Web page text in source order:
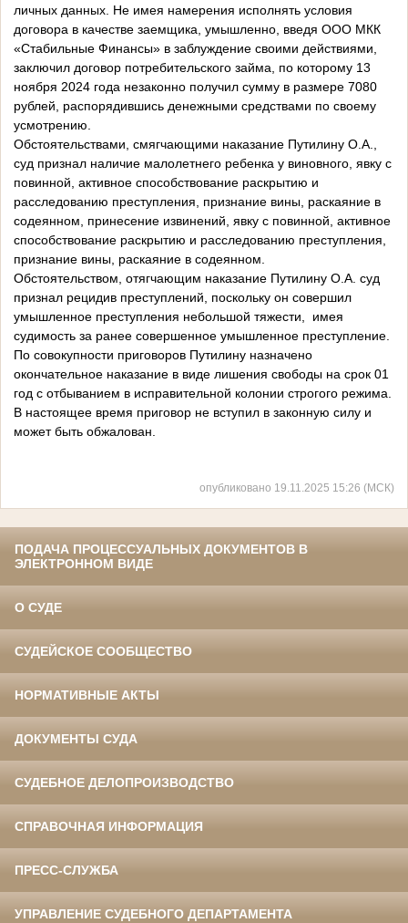
личных данных. Не имея намерения исполнять условия
договора в качестве заемщика, умышленно, введя ООО МКК
«Стабильные Финансы» в заблуждение своими действиями,
заключил договор потребительского займа, по которому 13
ноября 2024 года незаконно получил сумму в размере 7080
рублей, распорядившись денежными средствами по своему
усмотрению.
Обстоятельствами, смягчающими наказание Путилину О.А.,
суд признал наличие малолетнего ребенка у виновного, явку с
повинной, активное способствование раскрытию и
расследованию преступления, признание вины, раскаяние в
содеянном, принесение извинений, явку с повинной, активное
способствование раскрытию и расследованию преступления,
признание вины, раскаяние в содеянном.
Обстоятельством, отягчающим наказание Путилину О.А. суд
признал рецидив преступлений, поскольку он совершил
умышленное преступления небольшой тяжести, имея
судимость за ранее совершенное умышленное преступление.
По совокупности приговоров Путилину назначено
окончательное наказание в виде лишения свободы на срок 01
год с отбыванием в исправительной колонии строгого режима.
В настоящее время приговор не вступил в законную силу и
может быть обжалован.
опубликовано 19.11.2025 15:26 (МСК)
ПОДАЧА ПРОЦЕССУАЛЬНЫХ ДОКУМЕНТОВ В
ЭЛЕКТРОННОМ ВИДЕ
О СУДЕ
СУДЕЙСКОЕ СООБЩЕСТВО
НОРМАТИВНЫЕ АКТЫ
ДОКУМЕНТЫ СУДА
СУДЕБНОЕ ДЕЛОПРОИЗВОДСТВО
СПРАВОЧНАЯ ИНФОРМАЦИЯ
ПРЕСС-СЛУЖБА
УПРАВЛЕНИЕ СУДЕБНОГО ДЕПАРТАМЕНТА